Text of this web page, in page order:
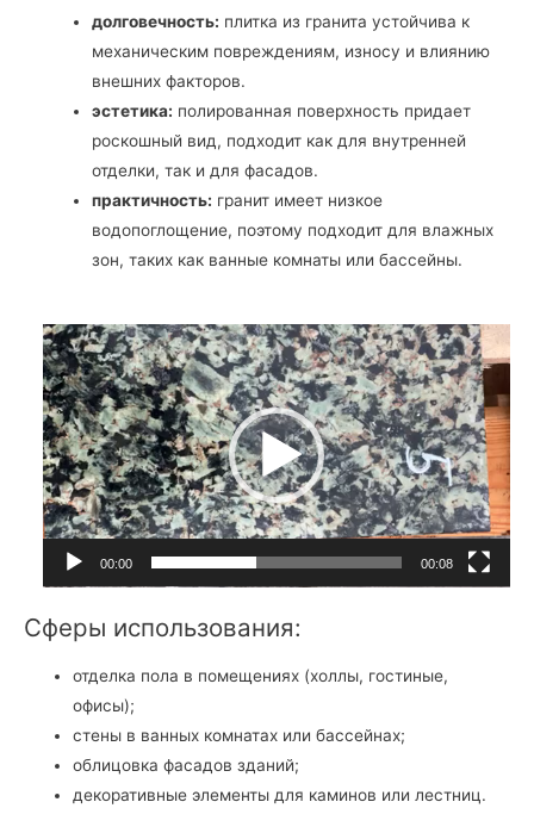
долговечность: плитка из гранита устойчива к
механическим повреждениям, износу и влиянию
внешних факторов.
эстетика: полированная поверхность придает
роскошный вид, подходит как для внутренней
отделки, так и для фасадов.
практичность: гранит имеет низкое
водопоглощение, поэтому подходит для влажных
зон, таких как ванные комнаты или бассейны.
В
и
д
е
о
п
л
00:00 00:08
Сферы использования:
отделка пола в помещениях (холлы, гостиные,
офисы);
стены в ванных комнатах или бассейнах;
облицовка фасадов зданий;
декоративные элементы для каминов или лестниц.